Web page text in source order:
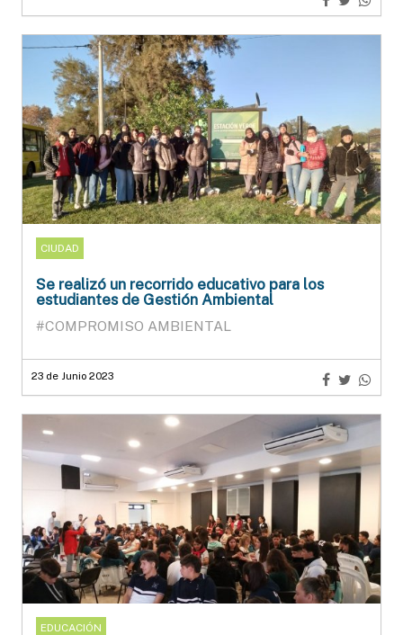
CIUDAD
Se realizó un recorrido educativo para los
estudiantes de Gestión Ambiental
#COMPROMISO AMBIENTAL
23 de Junio 2023
EDUCACIÓN